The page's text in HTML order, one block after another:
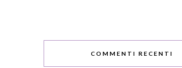
COMMENTI RECENTI